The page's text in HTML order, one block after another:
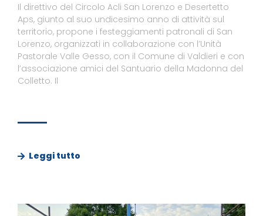
Il direttivo del Circolo Acli San Lorenzo e Desertetto
Aps, giunto al suo undicesimo anno di attività sul
territorio, propone i festeggiamenti patronali di San
Lorenzo, organizzati in collaborazione con l’Unità
Pastorale Valle Gesso, con il Comune di Valdieri e con
l’associazione amici del Santuario della Madonna del
Colletto. Il
Leggi tutto